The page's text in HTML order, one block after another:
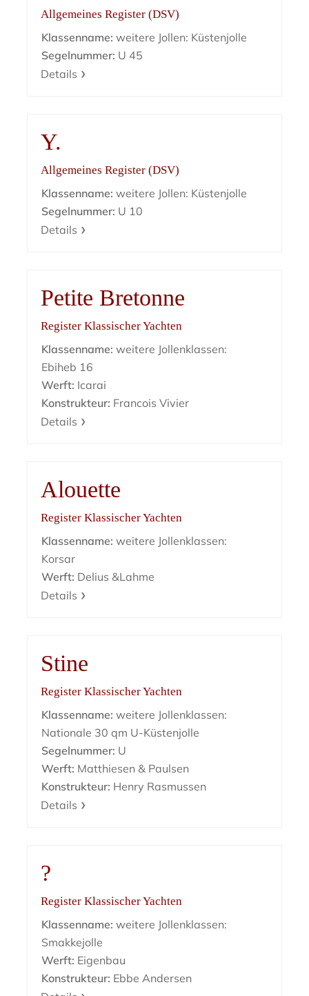
Allgemeines Register (DSV)
Klassenname: weitere Jollen: Küstenjolle
Segelnummer: U 45
Details
Y.
Allgemeines Register (DSV)
Klassenname: weitere Jollen: Küstenjolle
Segelnummer: U 10
Details
Petite Bretonne
Register Klassischer Yachten
Klassenname: weitere Jollenklassen:
Ebiheb 16
Werft: Icarai
Konstrukteur: Francois Vivier
Details
Alouette
Register Klassischer Yachten
Klassenname: weitere Jollenklassen:
Korsar
Werft: Delius &Lahme
Details
Stine
Register Klassischer Yachten
Klassenname: weitere Jollenklassen:
Nationale 30 qm U-Küstenjolle
Segelnummer: U
Werft: Matthiesen & Paulsen
Konstrukteur: Henry Rasmussen
Details
?
Register Klassischer Yachten
Klassenname: weitere Jollenklassen:
Smakkejolle
Werft: Eigenbau
Konstrukteur: Ebbe Andersen